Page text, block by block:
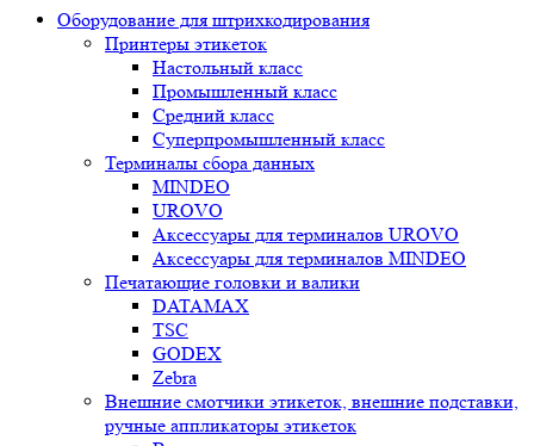
Оборудование для штрихкодирования
Принтеры этикеток
Настольный класс
Промышленный класс
Средний класс
Суперпромышленный класс
Терминалы сбора данных
MINDEO
UROVO
Аксессуары для терминалов UROVO
Аксессуары для терминалов MINDEO
Печатающие головки и валики
DATAMAX
TSC
GODEX
Zebra
Внешние смотчики этикеток, внешние подставки,
ручные аппликаторы этикеток